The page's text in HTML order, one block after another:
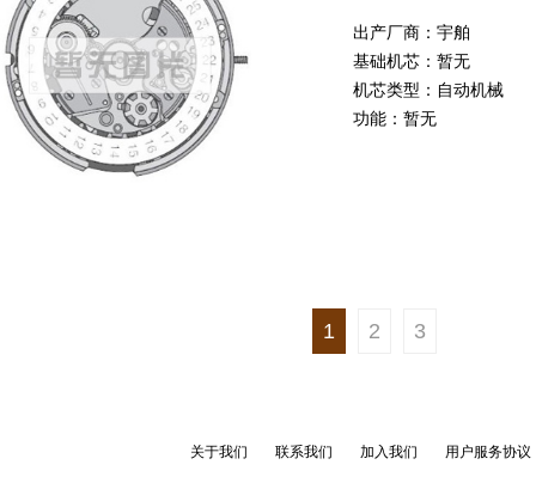
出产厂商： 宇舶
基础机芯： 暂无
机芯类型： 自动机械
功能： 暂无
1 2 3
关于我们 联系我们 加入我们 用户服务协议